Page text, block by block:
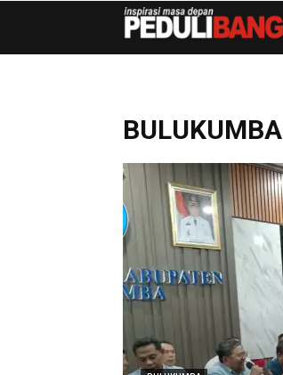
BULUKUMBA